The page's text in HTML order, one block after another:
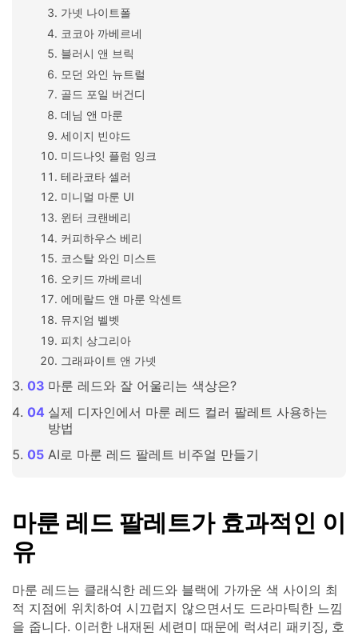
가넷 나이트폴
코코아 까베르네
블러시 앤 브릭
모던 와인 뉴트럴
골드 포일 버건디
데님 앤 마룬
세이지 빈야드
미드나잇 플럼 잉크
테라코타 셀러
미니멀 마룬 UI
윈터 크랜베리
커피하우스 베리
코스탈 와인 미스트
오키드 까베르네
에메랄드 앤 마룬 악센트
뮤지엄 벨벳
피치 상그리아
그래파이트 앤 가넷
마룬 레드와 잘 어울리는 색상은?
실제 디자인에서 마룬 레드 컬러 팔레트 사용하는
방법
AI로 마룬 레드 팔레트 비주얼 만들기
마룬 레드 팔레트가 효과적인 이
유
마룬 레드는 클래식한 레드와 블랙에 가까운 색 사이의 최
적 지점에 위치하여 시끄럽지 않으면서도 드라마틱한 느낌
을 줍니다. 이러한 내재된 세련미 때문에 럭셔리 패키징, 호